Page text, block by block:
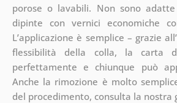
porose o lavabili. Non sono
dipinte con vernici economiche
L’applicazione è semplice – grazie
flessibilità della colla, la carta
perfettamente e chiunque può
Anche la rimozione è molto
del procedimento, consulta la nostra